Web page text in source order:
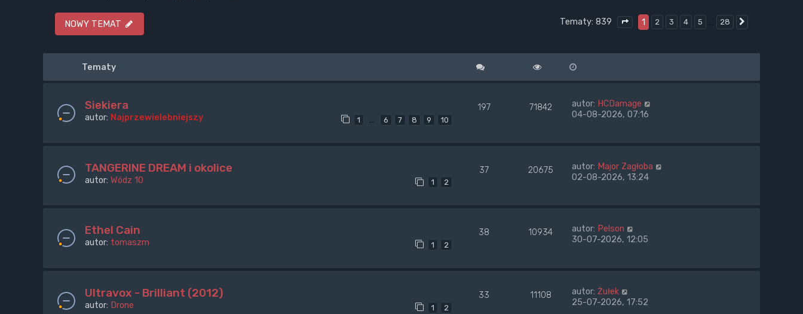
NOWY TEMAT Tematy: 839 Strona1 28
1 2 3 4 5 … 28
Tematy
Siekiera
autor: Najprzewielebniejszy 1 … 6 7 8 9 10
197 71842 autor: HCDamage
04-08-2026, 07:16
TANGERINE DREAM i okolice
autor: Wódz 10 1 2
37 20675 autor: Major Zagłoba
02-08-2026, 13:24
Ethel Cain
autor: tomaszm 1 2
38 10934 autor: Pelson
30-07-2026, 12:05
Ultravox - Brilliant (2012)
autor: Drone 1 2
33 11108 autor: Żułek
25-07-2026, 17:52